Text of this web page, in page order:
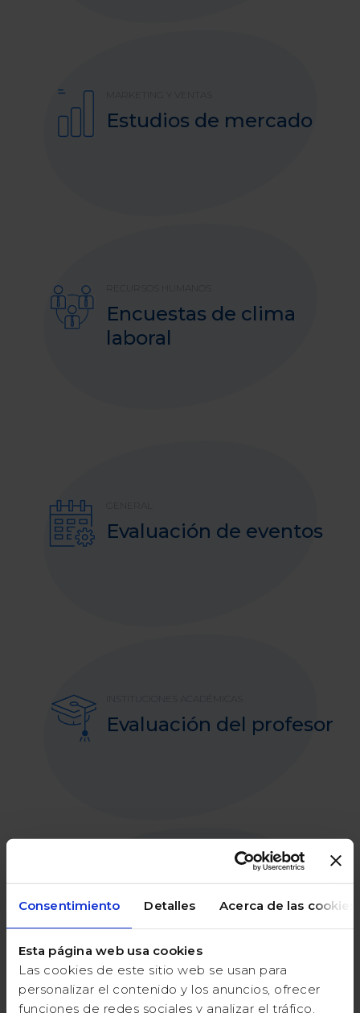
Consentimiento Detalles Acerca de las cookies
Esta página web usa cookies
Las cookies de este sitio web se usan para
personalizar el contenido y los anuncios, ofrecer
funciones de redes sociales y analizar el tráfico.
MARKETING Y VENTAS
Estudios de mercado
Encuestas de clima
laboral
Evaluación de eventos
Evaluación del profesor
Familiares y amigos